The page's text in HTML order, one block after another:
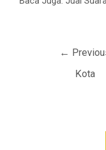
←
Kota